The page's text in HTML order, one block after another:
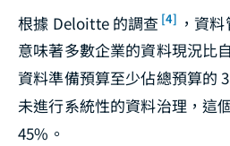
根據 Deloitte 的調查 [4] ，資
意味著多數企業的資料現況比
資料準備預算至少佔總預算的
未進行系統性的資料治理，這
45%。